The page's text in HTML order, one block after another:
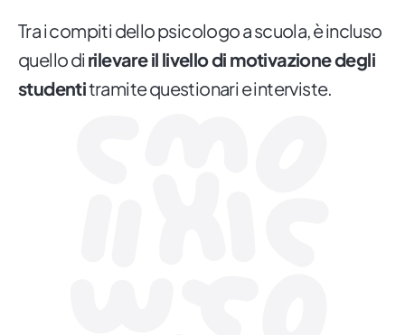
Tra i compiti dello psicologo a scuola, è incluso
quello di rilevare il livello di motivazione degli
studentitramite questionari e interviste.